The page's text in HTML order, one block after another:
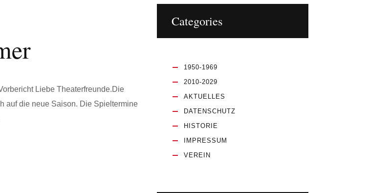
Liebe Theaterfreunde.Die
auf die neue Saison. Die Spieltermine
Categories
1950-1969
2010-2029
AKTUELLES
DATENSCHUTZ
HISTORIE
IMPRESSUM
VEREIN